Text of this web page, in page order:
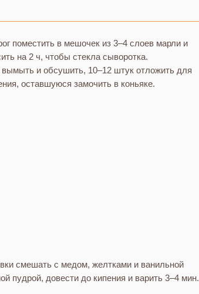
поместить в мешочек из 3–4 слоев марли и
на 2 ч, чтобы стекла сыворотка.
вымыть и обсушить, 10–12 штук отложить для
оставшуюся замочить в коньяке.
смешать с медом, желтками и ванильной
пудрой, довести до кипения и варить 3–4 мин.